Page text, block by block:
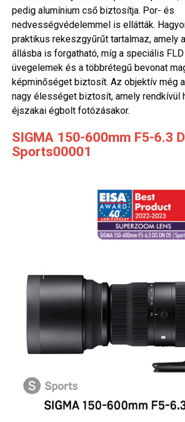
pedig alumínium cső biztosítja. Por- és
nedvességvédelemmel is ellátták.
praktikus rekeszgyűrűt tartalmaz, amely
állásba is forgatható, míg a speciális
üvegelemek és a többrétegű bevonat
képminőséget biztosít. Az objektív még
nagy élességet biztosít, amely rendkívül
éjszakai égbolt fotózásakor.
SIGMA 150-600mm F5-6.3
Sports00001